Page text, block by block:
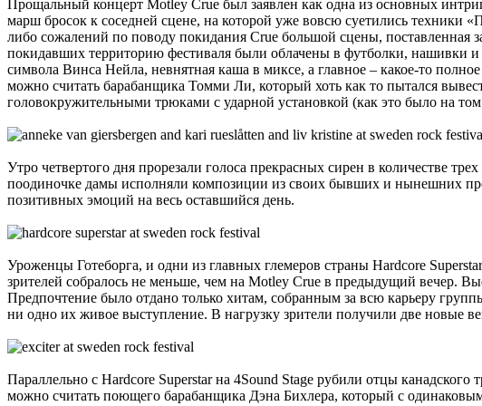
Прощальный концерт Motley Crue был заявлен как одна из основных
марш бросок к соседней сцене, на которой уже вовсю суетились техники
либо сожалений по поводу покидания Crue большой сцены, поставленная
покидавших территорию фестиваля были облачены в футболки, нашивки
символа Винса Нейла, невнятная каша в миксе, а главное – какое-то
можно считать барабанщика Томми Ли, который хоть как то пытался
головокружительными трюками с ударной установкой (как это было на
Утро четвертого дня прорезали голоса прекрасных сирен в количестве
поодиночке дамы исполняли композиции из своих бывших и нынешних
позитивных эмоций на весь оставшийся день.
Уроженцы Готеборга, и одни из главных глемеров страны Hardcore
зрителей собралось не меньше, чем на Motley Crue в предыдущий вечер.
Предпочтение было отдано только хитам, собранным за всю карьеру
ни одно их живое выступление. В нагрузку зрители получили две новые
Параллельно с Hardcore Superstar на 4Sound Stage рубили отцы
можно считать поющего барабанщика Дэна Бихлера, который с